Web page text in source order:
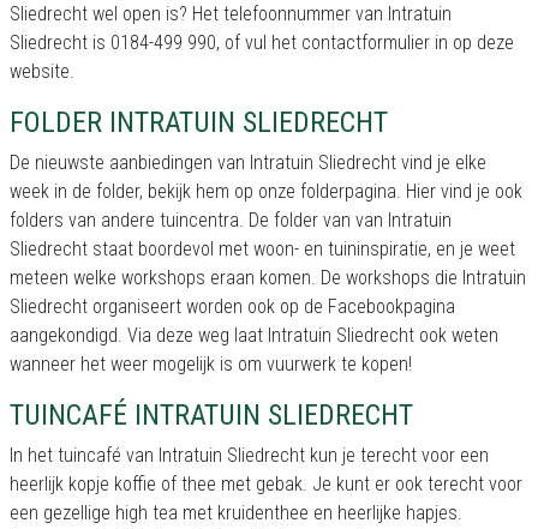
Sliedrecht wel open is? Het telefoonnummer van Intratuin
Sliedrecht is 0184-499 990, of vul het contactformulier in op deze
website.
FOLDER INTRATUIN SLIEDRECHT
De nieuwste aanbiedingen van Intratuin Sliedrecht vind je elke
week in de folder, bekijk hem op onze folderpagina. Hier vind je ook
folders van andere tuincentra. De folder van van Intratuin
Sliedrecht staat boordevol met woon- en tuininspiratie, en je weet
meteen welke workshops eraan komen. De workshops die Intratuin
Sliedrecht organiseert worden ook op de Facebookpagina
aangekondigd. Via deze weg laat Intratuin Sliedrecht ook weten
wanneer het weer mogelijk is om vuurwerk te kopen!
TUINCAFÉ INTRATUIN SLIEDRECHT
In het tuincafé van Intratuin Sliedrecht kun je terecht voor een
heerlijk kopje koffie of thee met gebak. Je kunt er ook terecht voor
een gezellige high tea met kruidenthee en heerlijke hapjes.